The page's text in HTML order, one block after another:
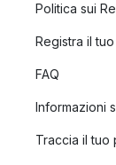
Politica sui
Registra il
FAQ
Informazioni
Traccia il tuo